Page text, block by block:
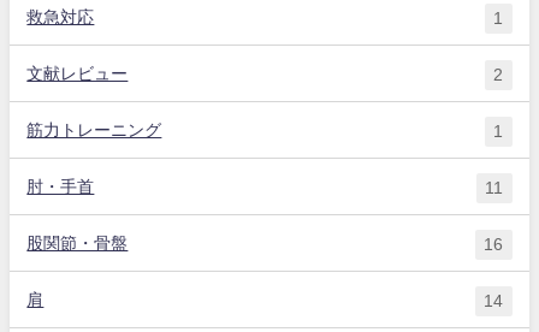
救急対応 1
文献レビュー 2
筋力トレーニング 1
肘・手首 11
股関節・骨盤 16
肩 14